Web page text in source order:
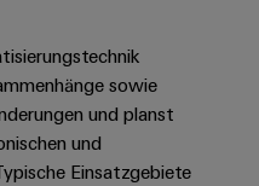
sowie
und planst
und
Einsatzgebiete